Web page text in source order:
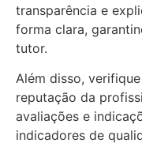
transparência e
forma clara,
tutor.
Além disso,
reputação da
avaliações e
indicadores de